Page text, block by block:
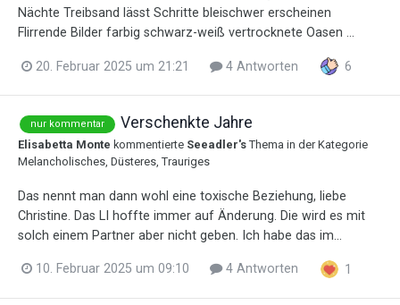
Nächte Treibsand lässt Schritte bleischwer erscheinen
Flirrende Bilder farbig schwarz-weiß vertrocknete Oasen ...
20. Februar 2025 um 21:21 4 Antworten 6
nur kommentar Verschenkte Jahre
Elisabetta Monte kommentierte Seeadler's Thema in der Kategorie
Melancholisches, Düsteres, Trauriges
Das nennt man dann wohl eine toxische Beziehung, liebe
Christine. Das LI hoffte immer auf Änderung. Die wird es mit
solch einem Partner aber nicht geben. Ich habe das im...
10. Februar 2025 um 09:10 4 Antworten 1